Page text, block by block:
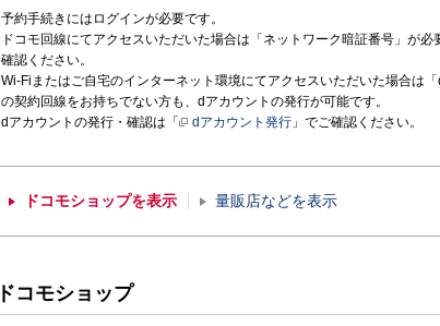
予約手続きにはログインが必要です。
ドコモ回線にてアクセスいただいた場合は「ネットワーク暗証番号」が
確認ください。
Wi-Fiまたはご自宅のインターネット環境にてアクセスいただいた場合は
の契約回線をお持ちでない方も、dアカウントの発行が可能です。
dアカウントの発行・確認は「
dアカウント発行 」でご確認ください。
ドコモショップを表示 量販店などを表示
ドコモショップ